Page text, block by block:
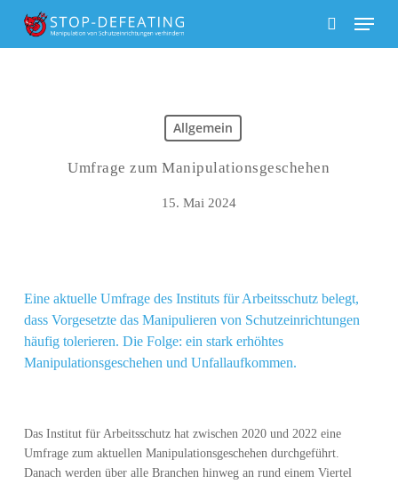
main
Menu
Allgemein
Umfrage zum Manipulationsgeschehen
15. Mai 2024
Eine aktuelle Umfrage des Instituts für Arbeitsschutz belegt,
dass Vorgesetzte das Manipulieren von Schutzeinrichtungen
häufig tolerieren. Die Folge: ein stark erhöhtes
Manipulationsgeschehen und Unfallaufkommen.
Das Institut für Arbeitsschutz hat zwischen 2020 und 2022 eine
Umfrage zum aktuellen Manipulationsgeschehen durchgeführt.
Danach werden über alle Branchen hinweg an rund einem Viertel